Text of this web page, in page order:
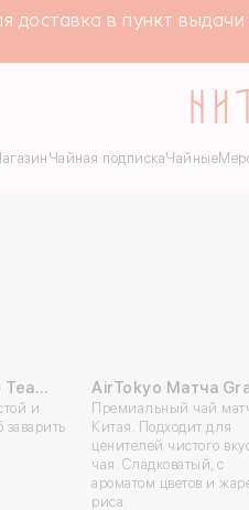
в пункт выдачи
Чайная подпискаЧайные
Tea
Largo 800 мл
и
заварить
AirTokyo Матча
Ceremony 250 гр
Премиальный чай
Китая. Подходит для
ценителей чистого
чая. Сладковатый, с
ароматом цветов и
риса.